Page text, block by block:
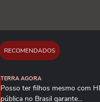
RECOMENDADOS
TERRA AGORA
Posso ter filhos mesmo com
pública no Brasil garante...